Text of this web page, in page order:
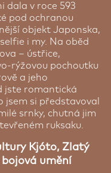
hotel s vynikající
vlakovým
stojí za
nabízí výborné
tohoto
stejně jako do
služby,
ochotný anglicky
japonsky
zdarma v celém
v nedaleké
následující
rezervace/?
a zajistěte si
budete trávit
na délce vašeho
O vaše auto
svou cestu
dala v roce 593
pod ochranou
objekt Japonska,
i my. Na oběd
– ústřice,
rýžovou pochoutku
a jeho
jste romantická
jsem si představoval
srnky, chutná jim
ruksaku.
Kjóto, Zlatý
umění